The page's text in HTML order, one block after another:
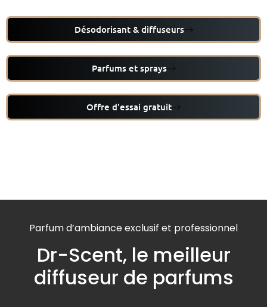
Désodorisant & diffuseurs
Parfums et sprays
Offre d'essai gratuit
Parfum d’ambiance exclusif et professionnel
Dr-Scent, le meilleur
diffuseur de parfums